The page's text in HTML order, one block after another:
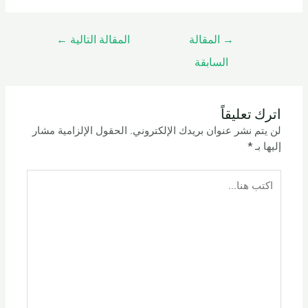
→
المقالة
السابقة
المقالة التالية ←
اترك تعليقاً
لن يتم نشر عنوان بريدك الإلكتروني. الحقول الإلزامية مشار
إليها بـ*
هنا...